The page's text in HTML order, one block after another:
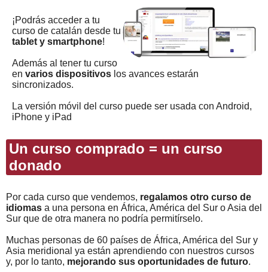
¡Podrás acceder a tu
curso de catalán desde tu
tablet y smartphone!
Además al tener tu curso
en varios dispositivos los avances estarán
sincronizados.
La versión móvil del curso puede ser usada con Android,
iPhone y iPad
Un curso comprado = un curso
donado
Por cada curso que vendemos, regalamos otro curso de
idiomas a una persona en África, América del Sur o Asia del
Sur que de otra manera no podría permitírselo.
Muchas personas de 60 países de África, América del Sur y
Asia meridional ya están aprendiendo con nuestros cursos
y, por lo tanto, mejorando sus oportunidades de futuro.